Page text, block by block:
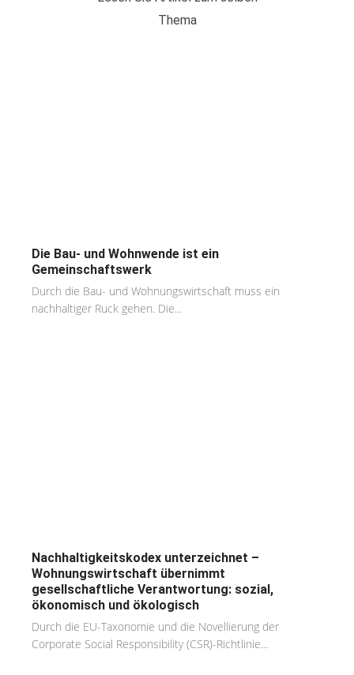
Thema
Die Bau- und Wohnwende ist ein
Gemeinschaftswerk
Durch die Bau- und Wohnungswirtschaft muss ein
nachhaltiger Ruck gehen. Die...
Nachhaltigkeitskodex unterzeichnet –
Wohnungswirtschaft übernimmt
gesellschaftliche Verantwortung: sozial,
ökonomisch und ökologisch
Durch die EU-Taxonomie und die Novellierung der
Corporate Social Responsibility (CSR)-Richtlinie...